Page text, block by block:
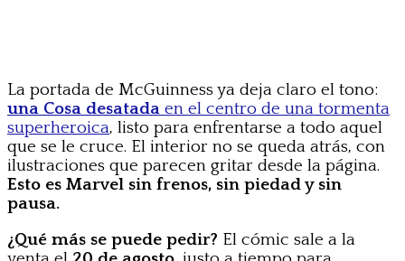
La portada de McGuinness ya deja claro el tono:
una Cosa desatada en el centro de una tormenta
superheroica, listo para enfrentarse a todo aquel
que se le cruce. El interior no se queda atrás, con
ilustraciones que parecen gritar desde la página.
Esto es Marvel sin frenos, sin piedad y sin
pausa.
¿Qué más se puede pedir? El cómic sale a la